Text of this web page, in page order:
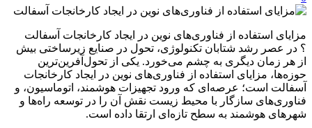
مزایای استفاده از فناوری‌های نوین در ایجاد کارخانجات آسفالت
؟ در عصر رشد شتابان تکنولوژی، تحول در صنایع زیرساختی بیش
از هر زمان دیگری به چشم می‌خورد. یکی از تحول‌آفرین‌ترین
حوزه‌ها، مزایای استفاده از فناوری‌های نوین در ایجاد کارخانجات
آسفالت است؛ عرصه‌ای که ورود تجهیزات هوشمند، اتوماسیون، و
فناوری‌های سازگار با محیط زیست نقش آن را در توسعه راه‌ها و
شهرهای هوشمند به سطح تازه‌ای ارتقا داده است.